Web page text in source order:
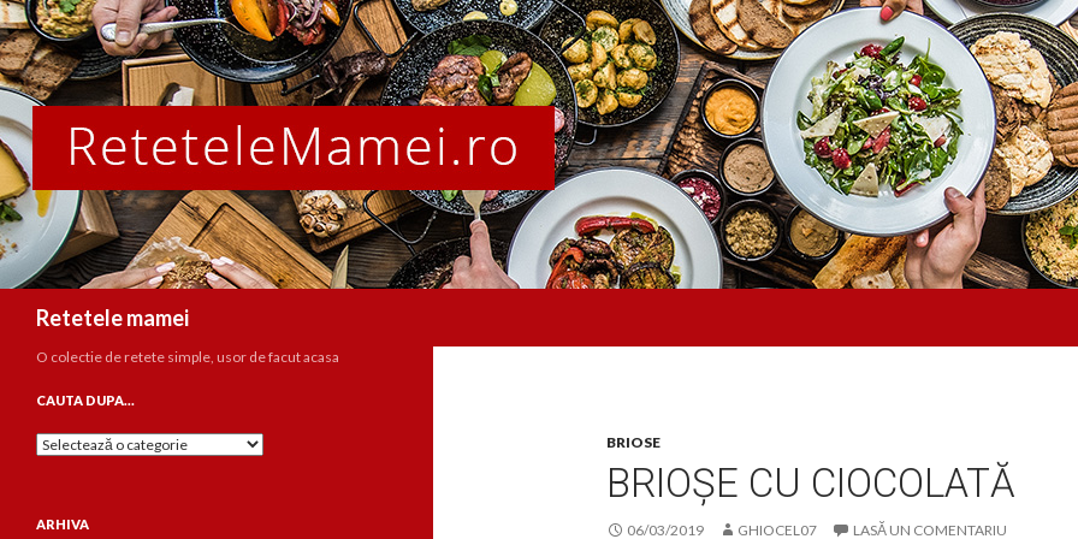
Retetele mamei
BRIOSE
BRIOȘE CU CIOCOLATĂ
06/03/2019 GHIOCEL07 LASĂ UN COMENTARIU
O colectie de retete simple, usor de facut acasa
CAUTA DUPA…
Cauta
ARHIVA